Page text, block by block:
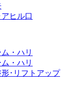
ヒル口
・ハリ
・ハリ
･リフトアップ